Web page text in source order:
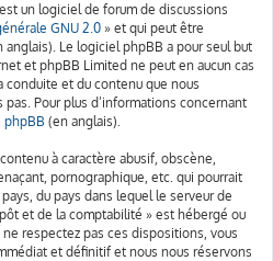
un logiciel de forum de discussions
GNU 2.0 » et qui peut être
anglais). Le logiciel phpBB a pour seul but
et phpBB Limited ne peut en aucun cas
et du contenu que nous
Pour plus d’informations concernant
phpBB (en anglais).
à caractère abusif, obscène,
pornographique, etc. qui pourrait
du pays dans lequel le serveur de
et de la comptabilité » est hébergé ou
respectez pas ces dispositions, vous
et définitif et nous nous réservons